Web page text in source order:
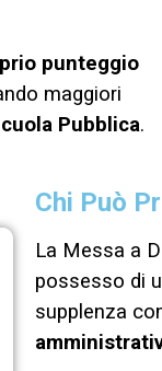
punteggio
maggiori
Pubblica.
Chi Può
La Messa a
possesso di
supplenza